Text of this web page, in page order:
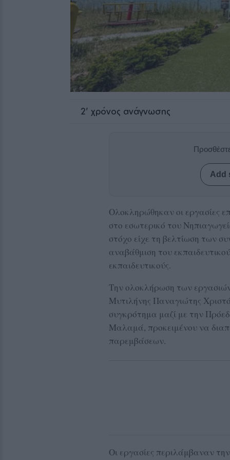
2' χρόνος ανάγνωσης
Add
Ολοκληρώθηκαν οι εργασίες
στο εσωτερικό του
στόχο είχε τη βελτίωση των
αναβάθμιση του
εκπαιδευτικούς.
Την ολοκλήρωση των
Μυτιλήνης Παναγιώτης
συγκρότημα μαζί με την
Μαλαμά, προκειμένου να
παρεμβάσεων.
Οι εργασίες περιλάμβαναν